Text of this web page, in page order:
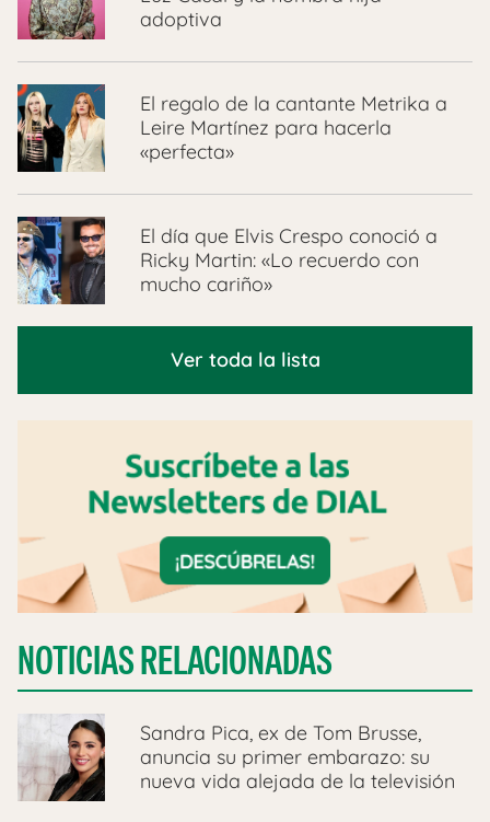
adoptiva
El regalo de la cantante Metrika a
Leire Martínez para hacerla
«perfecta»
El día que Elvis Crespo conoció a
Ricky Martin: «Lo recuerdo con
mucho cariño»
Ver toda la lista
NOTICIAS RELACIONADAS
Sandra Pica, ex de Tom Brusse,
anuncia su primer embarazo: su
nueva vida alejada de la televisión